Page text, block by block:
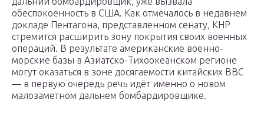
обеспокоенность в США. Как отмечалось в недавнем
докладе Пентагона, представленном сенату, КНР
стремится расширить зону покрытия своих военных
операций. В результате американские военно-
морские базы в Азиатско-Тихоокеанском регионе
могут оказаться в зоне досягаемости китайских ВВС
— в первую очередь речь идёт именно о новом
малозаметном дальнем бомбардировщике.